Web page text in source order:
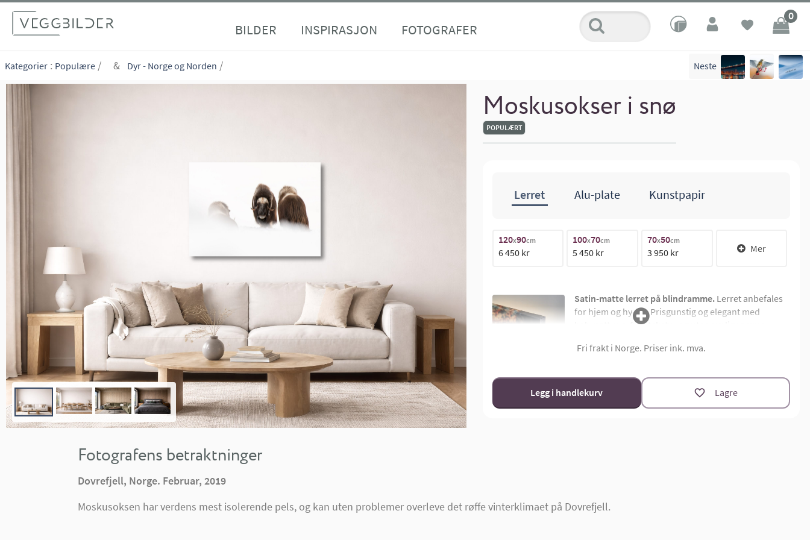
site_vp
BILDER INSPIRASJON FOTOGRAFER
0
Kategorier : Populære / & Dyr - Norge og Norden / Neste
Moskusokser i snø
POPULÆRT
Lerret Alu-plate Kunstpapir
120x90cm
6 450 kr
100x70cm
5 450 kr
70x50cm
3 950 kr Mer
Satin-matte lerret på blindramme.Lerret anbefales
for hjem og hytter. Prisgunstig og elegant med
halvmatt overflatetekstur og uten synlig ramme.
oppgis som bredde x høyde i cm.
Fri frakt i Norge. Priser ink. mva.
Legg i handlekurv Lagre
Fotografens betraktninger
Dovrefjell, Norge. Februar, 2019
Moskusoksen har verdens mest isolerende pels, og kan uten problemer overleve det røffe vinterklimaet på Dovrefjell.